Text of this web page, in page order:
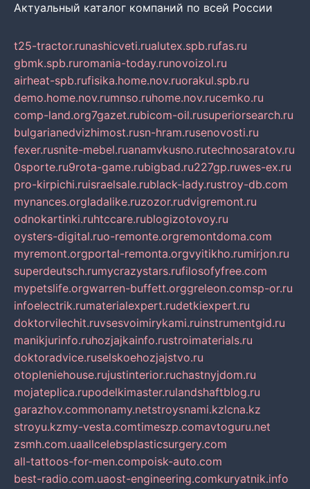
Актуальный каталог компаний по всей России
t25-tractor.runashicveti.rualutex.spb.rufas.ru
gbmk.spb.ruromania-today.runovoizol.ru
airheat-spb.rufisika.home.nov.ruorakul.spb.ru
demo.home.nov.rumnso.ruhome.nov.rucemko.ru
comp-land.org7gazet.rubicom-oil.rusuperiorsearch.ru
bulgarianedvizhimost.rusn-hram.rusenovosti.ru
fexer.rusnite-mebel.ruanamvkusno.rutechnosaratov.ru
0sporte.ru9rota-game.rubigbad.ru227gp.ruwes-ex.ru
pro-kirpichi.ruisraelsale.rublack-lady.rustroy-db.com
mynances.orgladalike.ruzozor.rudvigremont.ru
odnokartinki.ruhtccare.rublogizotovoy.ru
oysters-digital.ruo-remonte.orgremontdoma.com
myremont.orgportal-remonta.orgvyitikho.rumirjon.ru
superdeutsch.rumycrazystars.rufilosofyfree.com
mypetslife.orgwarren-buffett.orggreleon.comsp-or.ru
infoelectrik.rumaterialexpert.rudetkiexpert.ru
doktorvilechit.ruvsesvoimirykami.ruinstrumentgid.ru
manikjurinfo.ruhozjajkainfo.rustroimaterials.ru
doktoradvice.ruselskoehozjajstvo.ru
otopleniehouse.rujustinterior.ruchastnyjdom.ru
mojateplica.rupodelkimaster.rulandshaftblog.ru
garazhov.commonamy.netstroysnami.kzlcna.kz
stroyu.kzmy-vesta.comtimeszp.comavtoguru.net
zsmh.com.uaallcelebsplasticsurgery.com
all-tattoos-for-men.compoisk-auto.com
best-radio.com.uaost-engineering.comkuryatnik.info